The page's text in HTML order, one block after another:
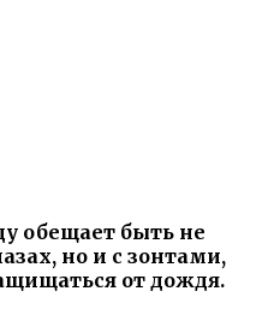
обещает быть не
но и с зонтами,
от дождя.